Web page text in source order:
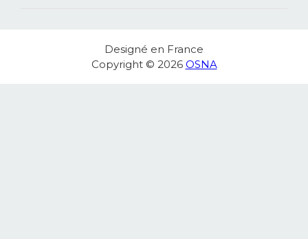
Designé en France
Copyright © 2026 OSNA